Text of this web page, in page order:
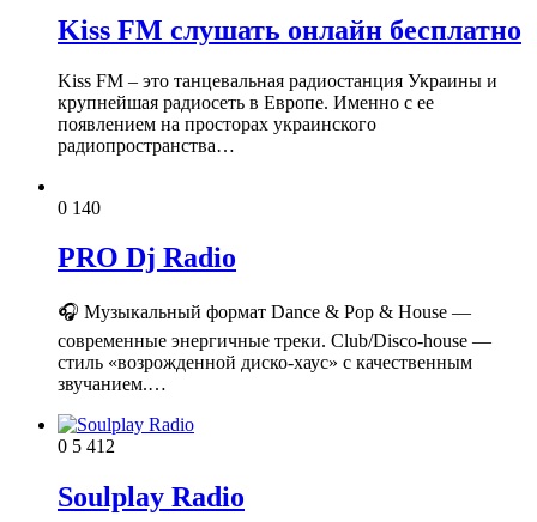
Kiss FM слушать онлайн бесплатно
Kiss FM – это танцевальная радиостанция Украины и
крупнейшая радиосеть в Европе. Именно с ее
появлением на просторах украинского
радиопространства…
0 140
PRO Dj Radio
🎧 Музыкальный формат Dance & Pop & House —
современные энергичные треки. Club/Disco‑house —
стиль «возрожденной диско‑хаус» с качественным
звучанием.…
0 5 412
Soulplay Radio